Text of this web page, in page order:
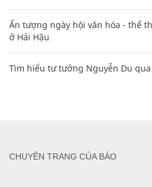
Ấn tượng ngày hội văn hóa - thể
ở Hải Hậu
Tìm hiểu tư tưởng Nguyễn Du
CHUYÊN TRANG CỦA BÁO